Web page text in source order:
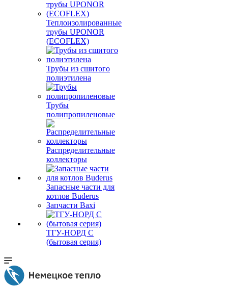
Теплоизолированные
трубы UPONOR
(ECOFLEX)
Трубы из сшитого
полиэтилена
Трубы
полипропиленовые
Распределительные
коллекторы
Запасные части для
котлов Buderus
Запчасти Baxi
ТГУ-НОРД С
(бытовая серия)